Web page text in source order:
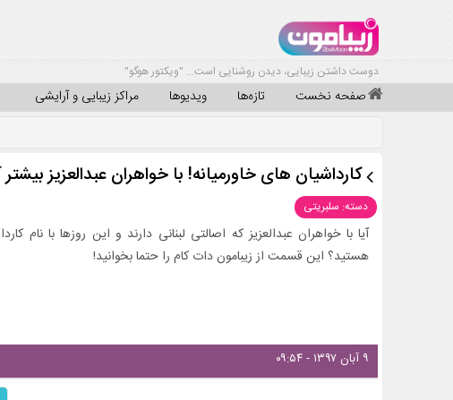
دوست داشتن زیبایی، دیدن روشنایی است... "ویکتور هوگو"
صفحه نخست تازه‌ها ویدیوها مراکز زیبایی و آرایشی
کارداشیان های خاورمیانه! با خواهران عبدالعزیز
دسته: سلبریتی
آیا با خواهران عبدالعزیز که اصالتی لبنانی دارند و این روزها با نام
هستید؟ این قسمت از زیبامون دات کام را حتما بخوانید!
۹ آبان ۱۳۹۷ - ۰۹:۵۴